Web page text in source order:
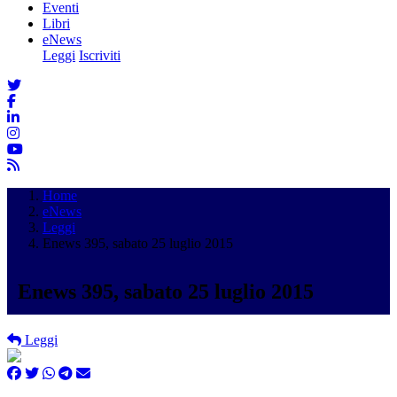
Eventi
Libri
eNews
Leggi Iscriviti
Home
eNews
Leggi
Enews 395, sabato 25 luglio 2015
Enews 395, sabato 25 luglio 2015
Leggi